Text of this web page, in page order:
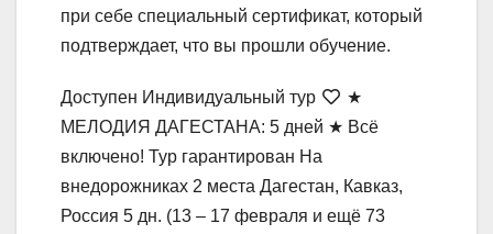
при себе специальный сертификат, который
подтверждает, что вы прошли обучение.
Доступен Индивидуальный тур
★
МЕЛОДИЯ ДАГЕСТАНА: 5 дней ★ Всё
включено! Тур гарантирован На
внедорожниках 2 места Дагестан, Кавказ,
Россия 5 дн. (13 – 17 февраля и ещё 73